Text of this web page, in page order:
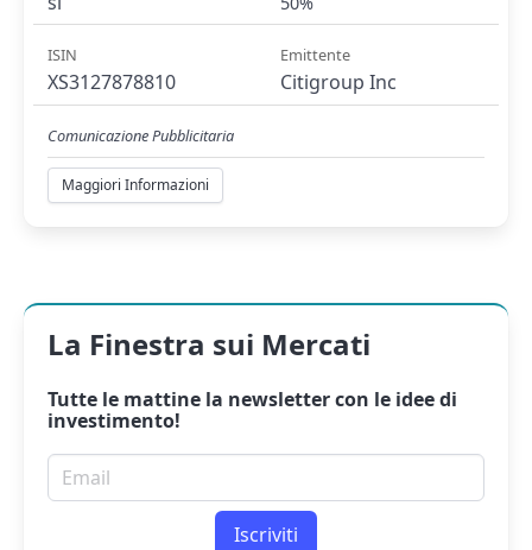
ISIN
XS3127878810
Emittente
Citigroup Inc
Comunicazione Pubblicitaria
Maggiori Informazioni
La Finestra sui Mercati
Tutte le mattine la newslettercon le idee di
investimento!
Email per newsletter
Iscriviti